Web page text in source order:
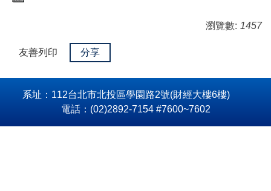
瀏覽數: 1457
友善列印 分享
系址：112台北市北投區學園路2號(財經大樓6樓)
電話：(02)2892-7154 #7600~7602